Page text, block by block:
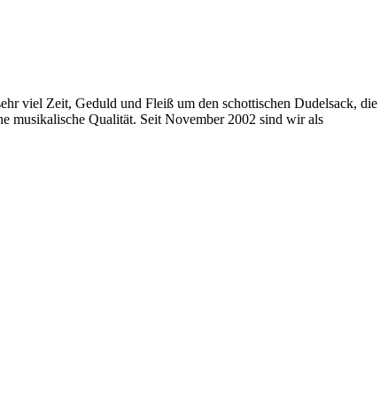
viel Zeit, Geduld und Fleiß um den schottischen Dudelsack, die
musikalische Qualität. Seit November 2002 sind wir als